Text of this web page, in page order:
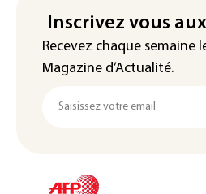
Inscrivez vous
Recevez chaque semaine
Magazine d’Actualité.